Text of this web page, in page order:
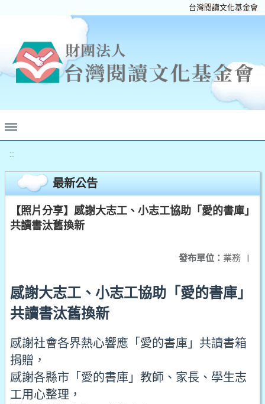
台灣閱讀文化基金會
:::
最新公告
【照片分享】感謝大志工、小志工協助「愛的書庫」
共讀書汰舊換新
發布單位： 業務 |
感謝大志工、小志工協助「愛的書庫」
共讀書汰舊換新
感謝社會各界熱心響應「愛的書庫」共讀書箱
捐贈，
感謝各縣市「愛的書庫」教師、家長、學生志
工用心整理，